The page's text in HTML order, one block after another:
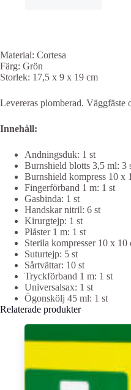
Material: Cortesa
Färg: Grön
Storlek: 17,5 x 9 x 19 cm
Levereras plomberad. Väggfäste
Innehåll:
Andningsduk: 1 st
Burnshield blotts 3,5 ml: 3
Burnshield kompress 10 x
Fingerförband 1 m: 1 st
Gasbinda: 1 st
Handskar nitril: 6 st
Kirurgtejp: 1 st
Plåster 1 m: 1 st
Sterila kompresser 10 x 10
Suturtejp: 5 st
Sårtvättar: 10 st
Tryckförband 1 m: 1 st
Universalsax: 1 st
Ögonskölj 45 ml: 1 st
Relaterade produkter